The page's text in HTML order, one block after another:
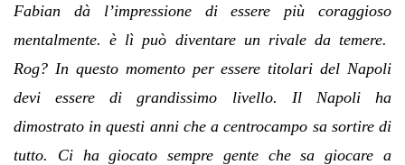
Fabian dà l’impressione di essere più coraggioso
mentalmente. è lì può diventare un rivale da temere.
Rog? In questo momento per essere titolari del Napoli
devi essere di grandissimo livello. Il Napoli ha
dimostrato in questi anni che a centrocampo sa sortire di
tutto. Ci ha giocato sempre gente che sa giocare a